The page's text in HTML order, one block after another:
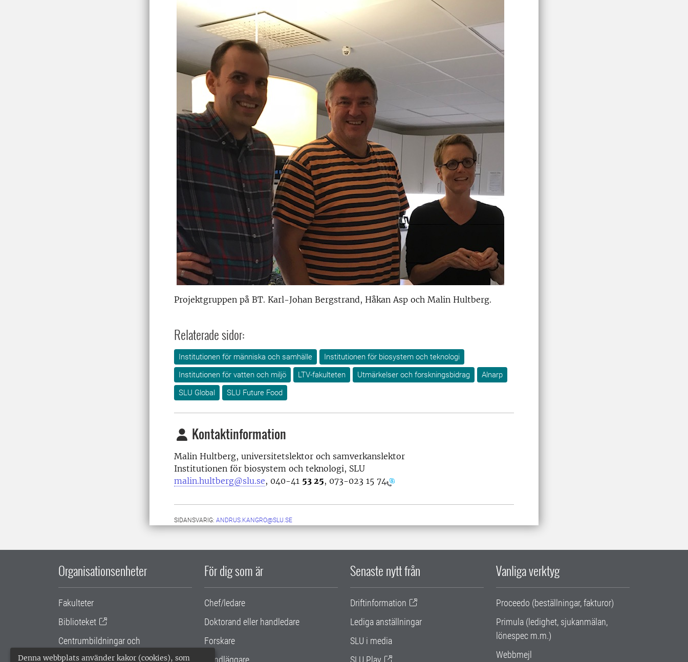
Denna webbplats använder kakor (cookies), som
Projektgruppen på BT. Karl-Johan Bergstrand, Håkan Asp och Malin Hultberg.
Relaterade sidor:
Institutionen för människa och samhälle
Institutionen för biosystem och teknologi
Institutionen för vatten och miljö
LTV-fakulteten Utmärkelser och forskningsbidrag
Alnarp
SLU Global
SLU Future Food
Kontaktinformation
Malin Hultberg, universitetslektor och samverkanslektor
Institutionen för biosystem och teknologi, SLU
malin.hultberg@slu.se, 040-41 53 25, 073-023 15 74
SIDANSVARIG: ANDRUS.KANGRO@SLU.SE
Organisationsenheter
Fakulteter
Biblioteket
Centrumbildningar och
samarbetsprojekt
För dig som är
Chef/ledare
Doktorand eller handledare
Forskare
Handläggare
Senaste nytt från
Driftinformation
Lediga anställningar
SLU i media
SLU Play
Vanliga verktyg
Proceedo (beställningar, fakturor)
Primula (ledighet, sjukanmälan,
lönespec m.m.)
Webbmejl